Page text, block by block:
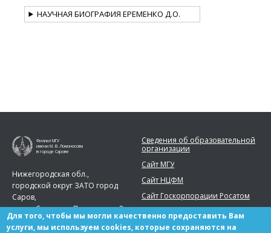
НАУЧНАЯ БИОГРАФИЯ ЕРЕМЕНКО Д.О.
Филиал МГУ
имени М. В. Ломоносова
в городе Сарове
Нижегородская обл.,
городской округ ЗАТО город
Саров,
город Саров, ул. Парковая, д. 2
Телефон:+7 (83130) 99777
Сведения об образовательной
организации
Сайт МГУ
Сайт НЦФМ
Сайт Госкорпорации Росатом
Для того, чтобы мы могли качественно предоставить Вам
услуги, мы используем cookies, которые сохраняются на